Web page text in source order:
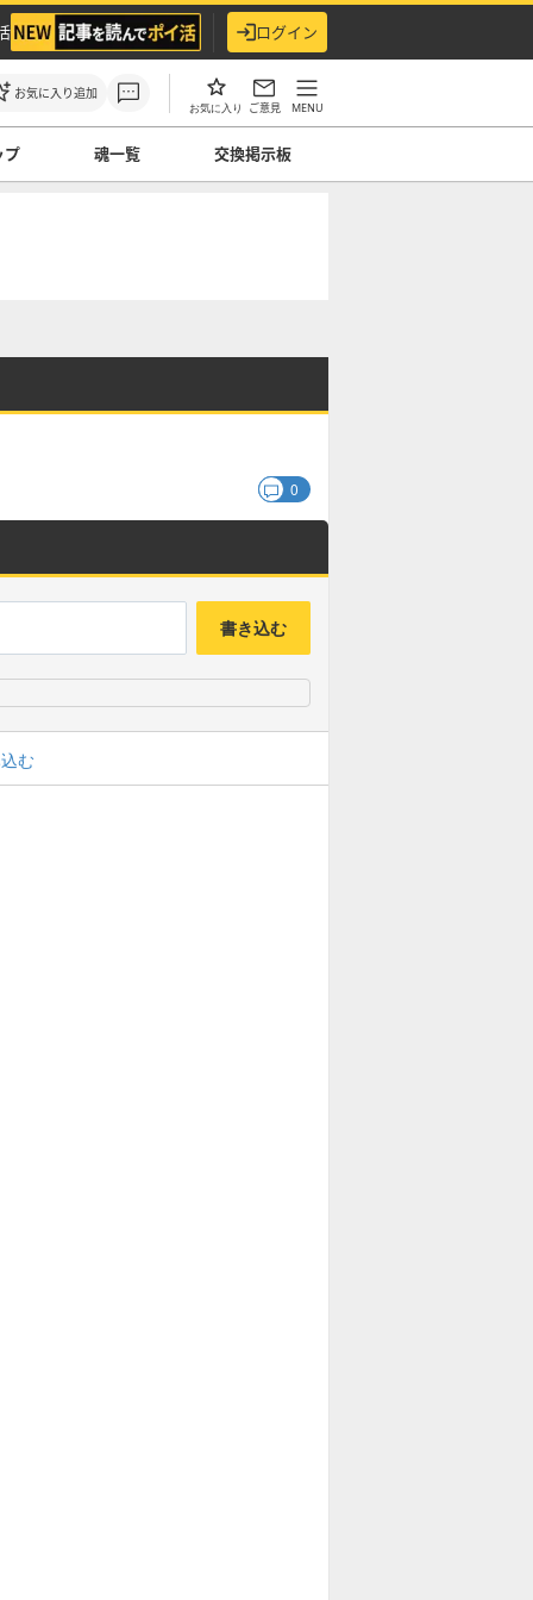
ログイン
お気に入り追加
お気に入り ご意見 MENU
プ 魂一覧 交換掲示板
0
書き込む
む